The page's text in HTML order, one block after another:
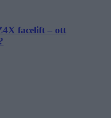
facelift – ott